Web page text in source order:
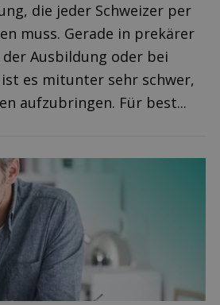
die jeder Schweizer per
muss. Gerade in prekärer
Ausbildung oder bei
es mitunter sehr schwer,
aufzubringen. Für best...